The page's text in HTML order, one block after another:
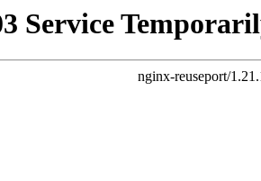
Service
nginx-reuseport/